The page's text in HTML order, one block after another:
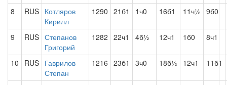
8 RUS Котляров
Кирилл
1290 21б1 1ч0 16б1 11ч½ 9б0
9 RUS Степанов
Григорий
1282 22ч1 4б½ 12ч1 1б0 8ч1
10 RUS Гаврилов
Степан
1216 23б1 3ч0 18б½ 12ч1 11б1